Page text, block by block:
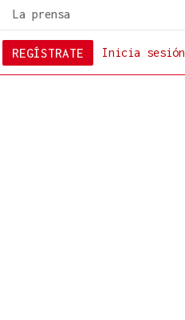
La prensa
Inicia sesión
REGÍSTRATE